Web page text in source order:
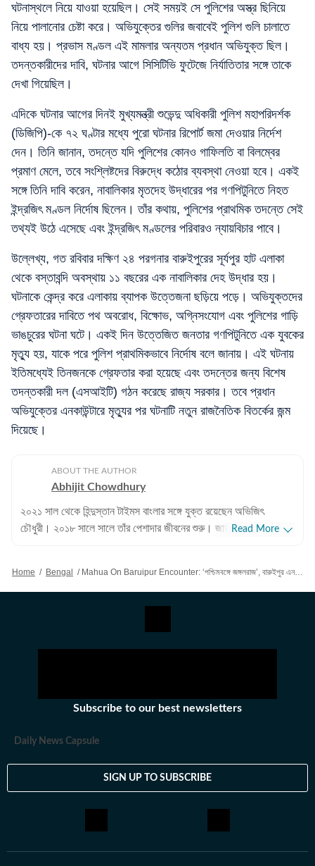
ঘটনাস্থলে নিয়ে যাওয়া হয়েছিল। সেই সময়ই সে পুলিশের অস্ত্র ছিনিয়ে
নিয়ে পালানোর চেষ্টা করে। অভিযুক্তের গুলির জবাবেই পুলিশ গুলি চালাতে
বাধ্য হয়। প্রভাস মণ্ডল এই মামলার অন্যতম প্রধান অভিযুক্ত ছিল।
তদন্তকারীদের দাবি, ঘটনার আগে সিসিটিভি ফুটেজে নির্যাতিতার সঙ্গে তাকে
দেখা গিয়েছিল।
এদিকে ঘটনার আগের দিনই মুখ্যমন্ত্রী শুভেন্দু অধিকারী পুলিশ মহাপরিদর্শক
(ডিজিপি)-কে ৭২ ঘণ্টার মধ্যে পুরো ঘটনার রিপোর্ট জমা দেওয়ার নির্দেশ
দেন। তিনি জানান, তদন্তে যদি পুলিশের কোনও গাফিলতি বা বিলম্বের
প্রমাণ মেলে, তবে সংশ্লিষ্টদের বিরুদ্ধে কঠোর ব্যবস্থা নেওয়া হবে। একই
সঙ্গে তিনি দাবি করেন, নাবালিকার মৃতদেহ উদ্ধারের পর গণপিটুনিতে নিহত
ইন্দ্রজিৎ মণ্ডল নির্দোষ ছিলেন। তাঁর কথায়, পুলিশের প্রাথমিক তদন্তে সেই
তথ্যই উঠে এসেছে এবং ইন্দ্রজিৎ মণ্ডলের পরিবারও ন্যায়বিচার পাবে।
উল্লেখ্য, গত রবিবার দক্ষিণ ২৪ পরগনার বারুইপুরের সূর্যপুর হাট এলাকা
থেকে বস্তাবন্দি অবস্থায় ১১ বছরের এক নাবালিকার দেহ উদ্ধার হয়।
ঘটনাকে কেন্দ্র করে এলাকায় ব্যাপক উত্তেজনা ছড়িয়ে পড়ে। অভিযুক্তদের
গ্রেফতারের দাবিতে পথ অবরোধ, বিক্ষোভ, অগ্নিসংযোগ এবং পুলিশের গাড়ি
ভাঙচুরের ঘটনা ঘটে। একই দিন উত্তেজিত জনতার গণপিটুনিতে এক যুবকের
মৃত্যু হয়, যাকে পরে পুলিশ প্রাথমিকভাবে নির্দোষ বলে জানায়। এই ঘটনায়
ইতিমধ্যেই তিনজনকে গ্রেফতার করা হয়েছে এবং তদন্তের জন্য বিশেষ
তদন্তকারী দল (এসআইটি) গঠন করেছে রাজ্য সরকার। তবে প্রধান
অভিযুক্তের এনকাউন্টারে মৃত্যুর পর ঘটনাটি নতুন রাজনৈতিক বিতর্কের জন্ম
দিয়েছে।
ABOUT THE AUTHOR
Abhijit Chowdhury
২০২১ সাল থেকে হিন্দুস্তান টাইমস বাংলার সঙ্গে যুক্ত রয়েছেন অভিজিৎ
চৌধুরী। ২০১৮ সালে সালে তাঁর পেশাদার জীবনের শুরু। জাতীয়, আন্তর্জাতিক
বিষয়ে তাঁর আগ্রহ সবচেয়ে বেশি। কলকাতা বিশ্ববিদ্যালয় থেকে সাংবাদিকতায়
ভারতে কাজ করার অভিজ্ঞতা রয়েছে অভিজিতের। এছাড়া আকাশবাণীতে রেডিও
জকি হিসেবেও কাজ করেছিলেন তিনি। খবরের জগৎ ছাড়া খেলাধুলো, ইতিহাসে
থেকে। এরপর কলকাতা বিশ্ববিদ্যালয় থেকে একই বিষয়ে স্নাতকোত্তর ডিগ্রি
বই পড়ে এবং বিভিন্ন বিষয়ে ডকুমেন্টারি দেখে।
Read More
Home / Bengal / Mahua On Baruipur Encounter: ‘পশ্চিমবঙ্গে জঙ্গলরাজ’, বারুইপুর এনকাউন্টারের নিয়ে সরব মহুয়া, ‘উত্তরপ্রদেশ ২.০’ বলেও কটাক্ষ
Subscribe to our best newsletters
Daily News Capsule
SIGN UP TO SUBSCRIBE